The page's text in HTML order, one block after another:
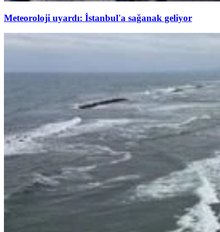
Meteoroloji uyardı: İstanbul'a sağanak geliyor